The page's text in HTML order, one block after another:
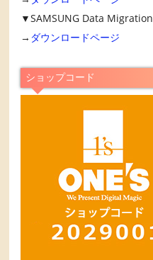
▼SAMSUNG Data Migration
→ ダウンロードページ
ショップコード